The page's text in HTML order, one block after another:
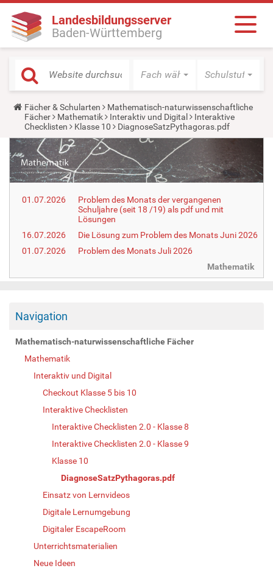
Landesbildungsserver
Baden-Württemberg
Fach wählen Schulstufe
Y
o
u
a
r
e
h
e
r
:
Fächer & Schularten
Mathematisch-naturwissenschaftliche
Fächer
Mathematik Interaktiv und Digital
Interaktive
Checklisten
Klasse 10 DiagnoseSatzPythagoras.pdf
01.07.2026
Problem des Monats der vergangenen
Schuljahre (seit 18 /19) als pdf und mit
Lösungen
16.07.2026
Die Lösung zum Problem des Monats Juni 2026
01.07.2026
Problem des Monats Juli 2026
Mathematik
Navigation
Mathematisch-naturwissenschaftliche Fächer
Mathematik
Interaktiv und Digital
Checkout Klasse 5 bis 10
Interaktive Checklisten
Interaktive Checklisten 2.0 - Klasse 8
Interaktive Checklisten 2.0 - Klasse 9
Klasse 10
DiagnoseSatzPythagoras.pdf
Einsatz von Lernvideos
Digitale Lernumgebung
Digitaler EscapeRoom
Unterrichtsmaterialien
Neue Ideen